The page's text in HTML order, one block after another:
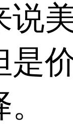
说
是